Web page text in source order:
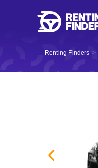
Renting Finders >